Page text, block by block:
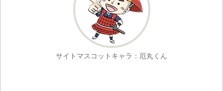
サイトマスコットキャラ：厄丸くん